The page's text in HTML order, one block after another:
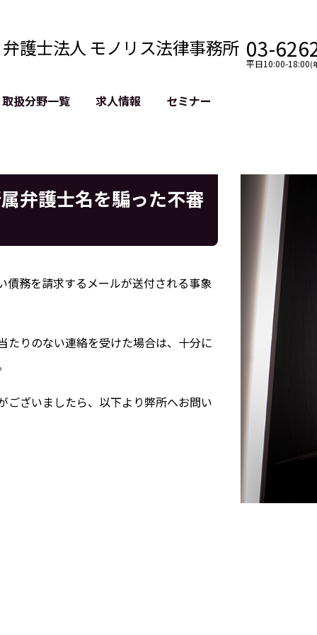
弁護士法人 モノリス法律事務所 03-
平日10:00-18:00(
取扱分野一覧
整備
チェーン
告訴等
国際法務・日本進出
NASDAQ上場支援
誹謗中傷等
上場企業等
誹謗中傷加
リスティン
過去の芸能
求人情報 セミナー
弁護士名を騙った不審
債務を請求するメールが送付される事象
たりのない連絡を受けた場合は、十分に
ございましたら、以下より弊所へお問い